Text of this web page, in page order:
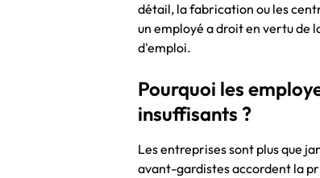
détail, la fabrication ou les
un employé a droit en vertu de
d'emploi.
Pourquoi les
insuffisants ?
Les entreprises sont plus que
avant-gardistes accordent la